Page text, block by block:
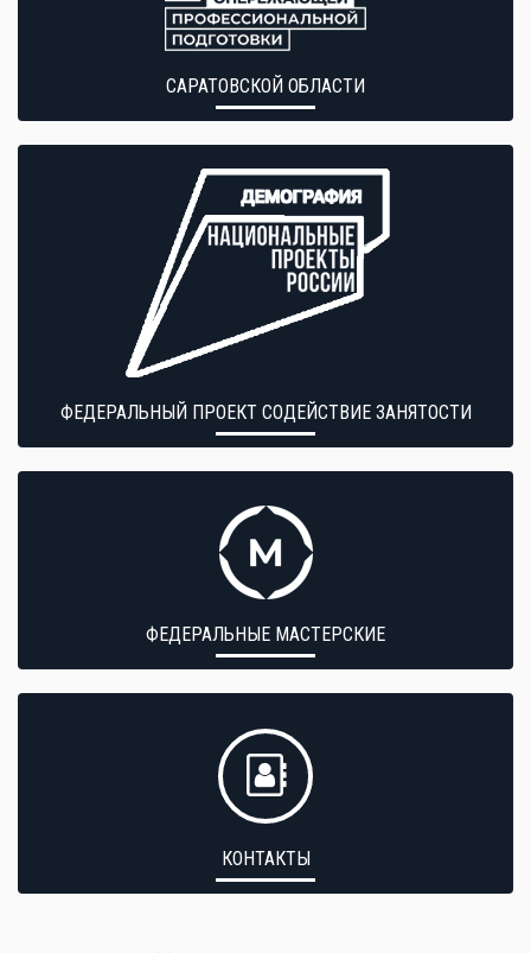
САРАТОВСКОЙ ОБЛАСТИ
ФЕДЕРАЛЬНЫЙ ПРОЕКТ СОДЕЙСТВИЕ ЗАНЯТОСТИ
ФЕДЕРАЛЬНЫЕ МАСТЕРСКИЕ
КОНТАКТЫ